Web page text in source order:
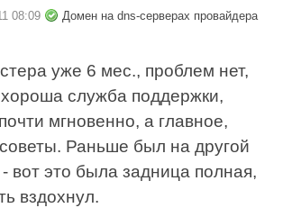
08:09
Домен на dns-серверах провайдера
уже 6 мес., проблем нет,
служба поддержки,
мгновенно, а главное,
Раньше был на другой
вот это была задница полная,
вздохнул.